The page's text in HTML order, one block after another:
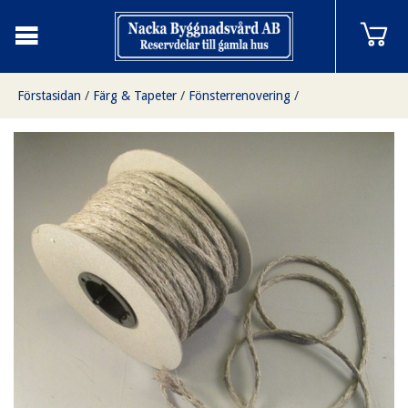
Förstasidan / Färg & Tapeter / Fönsterrenovering /